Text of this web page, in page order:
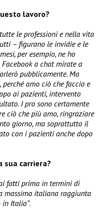
lavoro?
le professioni e nella vita
– figurano le invidie e le
per esempio, ne ho
a chat mirate a
pubblicamente. Ma
amo ciò che faccio e
ai pazienti, intervento
I pro sono certamente
ciò che più amo, ringraziare
giorno, ma soprattutto il
con i pazienti anche dopo
sua carriera?
fatti prima in termini di
massima italiana raggiunta
in Italia”.